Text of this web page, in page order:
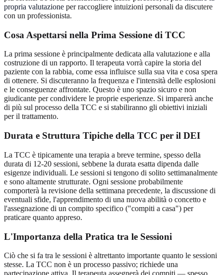
propria valutazione per raccogliere intuizioni personali da discutere
con un professionista.
Cosa Aspettarsi nella Prima Sessione di TCC
La prima sessione è principalmente dedicata alla valutazione e alla
costruzione di un rapporto. Il terapeuta vorrà capire la storia del
paziente con la rabbia, come essa influisce sulla sua vita e cosa spera
di ottenere. Si discuteranno la frequenza e l'intensità delle esplosioni
e le conseguenze affrontate. Questo è uno spazio sicuro e non
giudicante per condividere le proprie esperienze. Si imparerà anche
di più sul processo della TCC e si stabiliranno gli obiettivi iniziali
per il trattamento.
Durata e Struttura Tipiche della TCC per il DEI
La TCC è tipicamente una terapia a breve termine, spesso della
durata di 12-20 sessioni, sebbene la durata esatta dipenda dalle
esigenze individuali. Le sessioni si tengono di solito settimanalmente
e sono altamente strutturate. Ogni sessione probabilmente
comporterà la revisione della settimana precedente, la discussione di
eventuali sfide, l'apprendimento di una nuova abilità o concetto e
l'assegnazione di un compito specifico ("compiti a casa") per
praticare quanto appreso.
L'Importanza della Pratica tra le Sessioni
Ciò che si fa tra le sessioni è altrettanto importante quanto le sessioni
stesse. La TCC non è un processo passivo; richiede una